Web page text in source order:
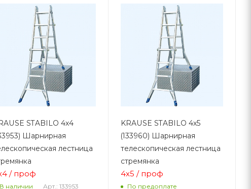
STABILO 4х4
Шарнирная
лестница
/ проф
В наличии Арт.: 133953
KRAUSE STABILO 4х5
(133960) Шарнирная
телескопическая лестница
стремянка
4х5 / проф
По предоплате